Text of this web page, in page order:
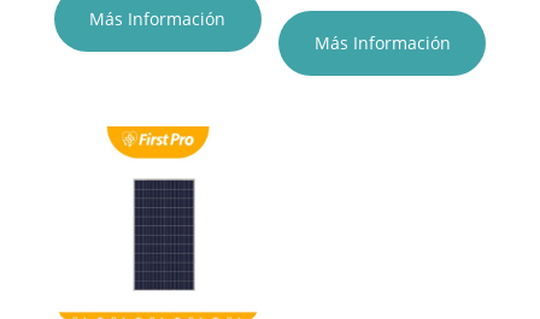
Más Información
Más Información